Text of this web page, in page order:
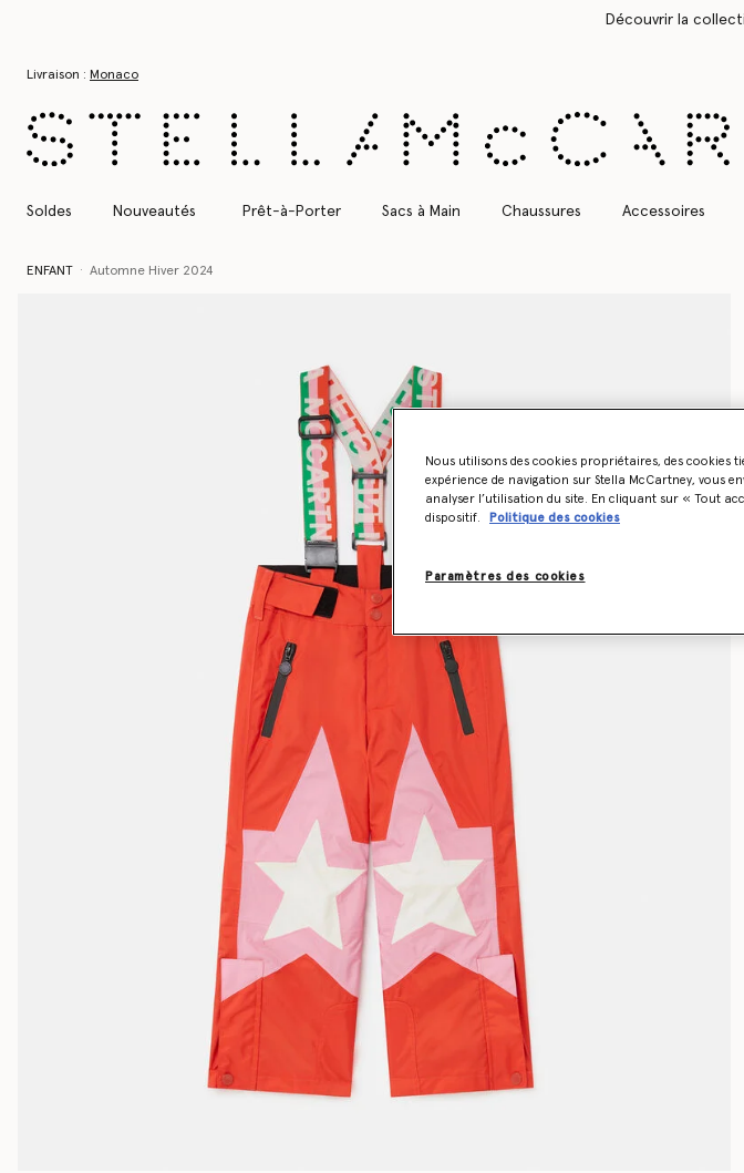
Livraison Express
Livraison : Monaco
Soldes Nouveautés Prêt-à-Porter Sacs à Main Chaussures Accessoires
ENFANT Automne Hiver 2024
Nous utilisons des cookies propriétaires, des cookies
expérience de navigation sur Stella McCartney, vous
analyser l’utilisation du site. En cliquant sur « Tout
dispositif.
Politique des cookies
Paramètres des cookies